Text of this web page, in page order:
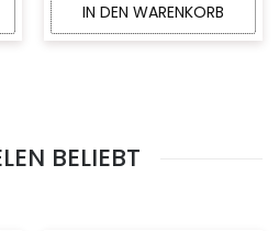
IN DEN WARENKORB
BELIEBT